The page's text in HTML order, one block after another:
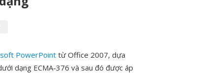
PowerPoint từ Office 2007, dựa
dạng ECMA-376 và sau đó được áp